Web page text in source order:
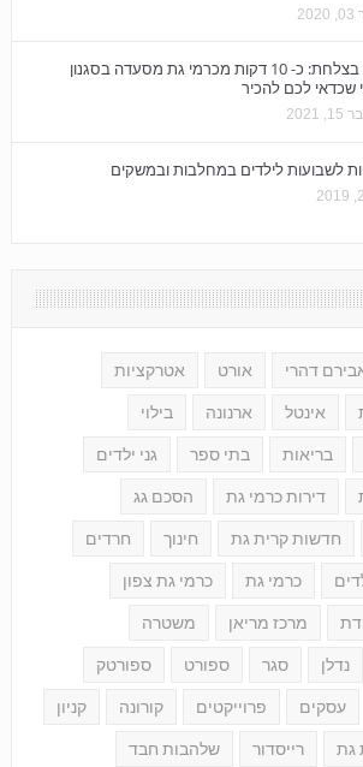
צרפת בצלחת: כ- 10 דקות מכרמי גת מסעדה בסגנון
שכדאי לכם להכיר
לשבועות לילדים במחלבות ובמשקים
דהרי אורט אטרקציות
אינטל ארנונה בילוי
בריאות בתי ספר גני ילדים
דירות כרמי גת הסכם גג
חדשות קרית גת חינוך חרדים
כרמי גת כרמי גת צפון
מרכז מריאן משטרה
נדלן סגר ספורט ספורטק
עסקים פרוייקטים קורונה קניון
גת רייסדור שלהבות חבד